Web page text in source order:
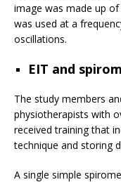
image was made up
was used at a
oscillations.
EIT and
The study members
physiotherapists with
received training that
technique and storing
A single simple